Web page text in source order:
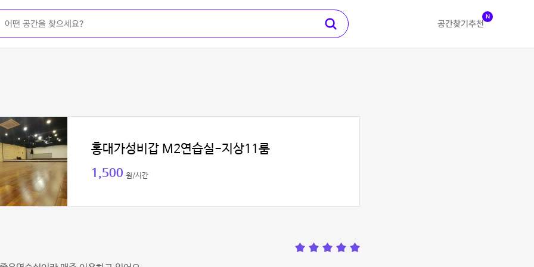
공간찾기 추천
N
홍대가성비갑 M2연습실-지상11룸
1,500 원/시간